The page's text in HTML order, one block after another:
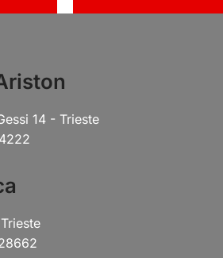
14 - Trieste